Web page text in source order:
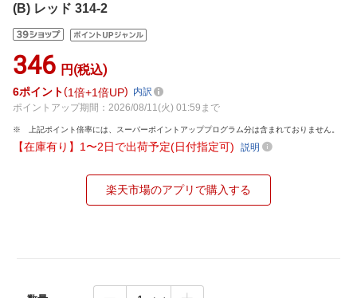
(B) レッド 314-2
346 円(税込)
6ポイント 1倍 1倍UP
内訳
ポイントアップ期間：2026/08/11(火) 01:59まで
上記ポイント倍率には、スーパーポイントアッププログラム分は含まれておりません。
【在庫有り】1〜2日で出荷予定(日付指定可) 説明
楽天市場のアプリで購入する